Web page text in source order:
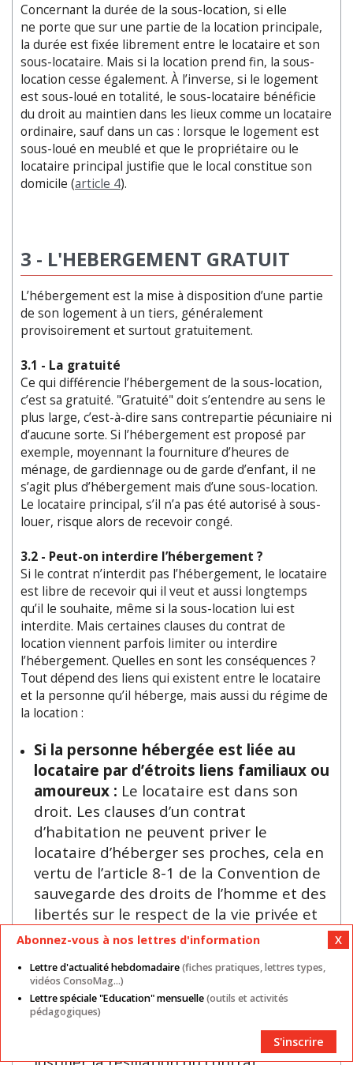
Concernant la durée de la sous-location, si elle
ne porte que sur une partie de la location principale,
la durée est fixée librement entre le locataire et son
sous-locataire. Mais si la location prend fin, la sous-
location cesse également. À l’inverse, si le logement
est sous-loué en totalité, le sous-locataire bénéficie
du droit au maintien dans les lieux comme un locataire
ordinaire, sauf dans un cas : lorsque le logement est
sous-loué en meublé et que le propriétaire ou le
locataire principal justifie que le local constitue son
domicile (article 4).
3 - L'HEBERGEMENT GRATUIT
L’hébergement est la mise à disposition d’une partie
de son logement à un tiers, généralement
provisoirement et surtout gratuitement.
3.1 - La gratuité
Ce qui différencie l’hébergement de la sous-location,
c’est sa gratuité. "Gratuité" doit s’entendre au sens le
plus large, c’est-à-dire sans contrepartie pécuniaire ni
d’aucune sorte. Si l’hébergement est proposé par
exemple, moyennant la fourniture d’heures de
ménage, de gardiennage ou de garde d’enfant, il ne
s’agit plus d’hébergement mais d’une sous-location.
Le locataire principal, s’il n’a pas été autorisé à sous-
louer, risque alors de recevoir congé.
3.2 - Peut-on interdire l’hébergement ?
Si le contrat n’interdit pas l’hébergement, le locataire
est libre de recevoir qui il veut et aussi longtemps
qu’il le souhaite, même si la sous-location lui est
interdite. Mais certaines clauses du contrat de
location viennent parfois limiter ou interdire
l’hébergement. Quelles en sont les conséquences ?
Tout dépend des liens qui existent entre le locataire
et la personne qu’il héberge, mais aussi du régime de
la location :
Si la personne hébergée est liée au
locataire par d’étroits liens familiaux ou
amoureux : Le locataire est dans son
droit. Les clauses d’un contrat
d’habitation ne peuvent priver le
locataire d’héberger ses proches, cela en
vertu de l’article 8-1 de la Convention de
sauvegarde des droits de l’homme et des
libertés sur le respect de la vie privée et
familiale,
Si le locataire ne peut pas justifier de
liens aussi étroits
​ : Il devra mettre fin à
l’hébergement, mais les tribunaux
considèrent généralement que cet acte
n'est pas d’une gravité suffisante pour
Abonnez-vous à nos lettres d'information
Lettre d'actualité hebdomadaire(fiches pratiques, lettres types,
vidéos ConsoMag...)
Lettre spéciale "Education" mensuelle(outils et activités
pédagogiques)
S'inscrire